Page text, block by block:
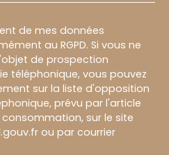
de mes données
au RGPD. Si vous ne
de prospection
téléphonique, vous pouvez
sur la liste d'opposition
prévu par l'article
consommation, sur le site
ou par courrier